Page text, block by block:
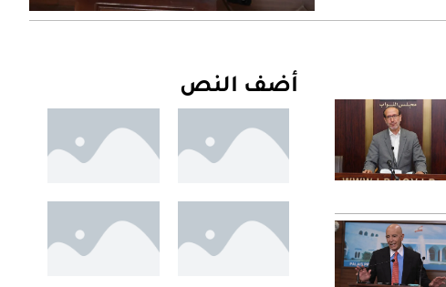
أضف النص